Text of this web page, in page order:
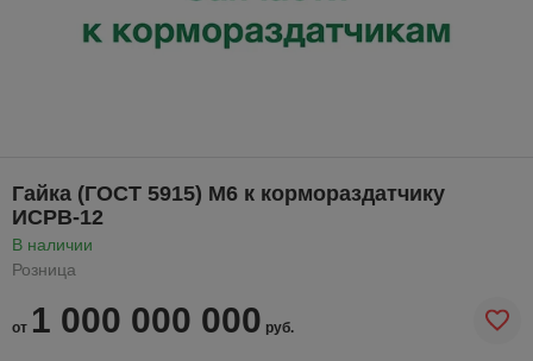
Гайка (ГОСТ 5915) М6 к кормораздатчику
ИСРВ-12
В наличии
Розница
от 1 000 000 000 руб.